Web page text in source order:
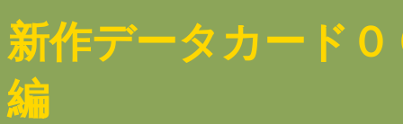
新作データカード
編